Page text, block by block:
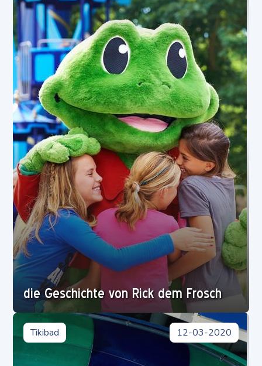
die Geschichte von Rick dem Frosch
Tikibad 12-03-2020